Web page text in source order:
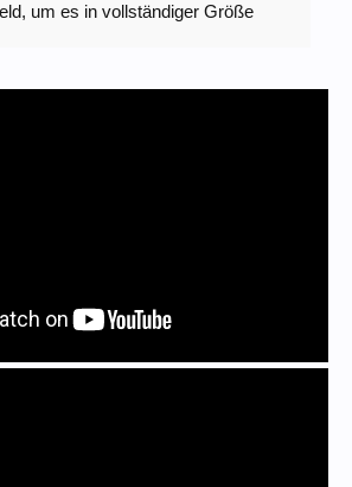
um es in vollständiger Größe